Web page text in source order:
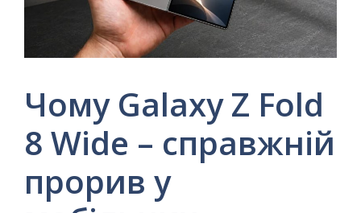
Чому Galaxy Z Fold
8 Wide – справжній
прорив у